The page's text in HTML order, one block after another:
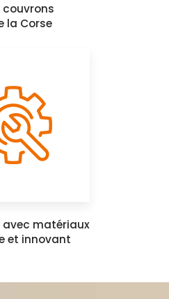
couvrons
la Corse
avec matériaux
et innovant